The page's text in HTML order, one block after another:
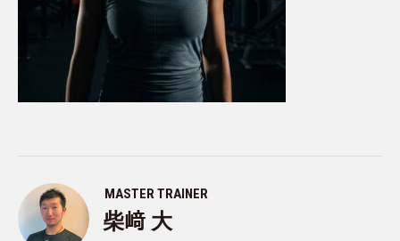
MASTER TRAINER
柴﨑 大